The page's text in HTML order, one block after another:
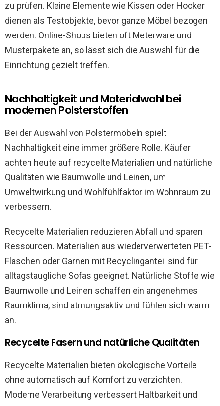
zu prüfen. Kleine Elemente wie Kissen oder Hocker
dienen als Testobjekte, bevor ganze Möbel bezogen
werden. Online-Shops bieten oft Meterware und
Musterpakete an, so lässt sich die Auswahl für die
Einrichtung gezielt treffen.
Nachhaltigkeit und Materialwahl bei
modernen Polsterstoffen
Bei der Auswahl von Polstermöbeln spielt
Nachhaltigkeit eine immer größere Rolle. Käufer
achten heute auf recycelte Materialien und natürliche
Qualitäten wie Baumwolle und Leinen, um
Umweltwirkung und Wohlfühlfaktor im Wohnraum zu
verbessern.
Recycelte Materialien reduzieren Abfall und sparen
Ressourcen. Materialien aus wiederverwerteten PET-
Flaschen oder Garnen mit Recyclinganteil sind für
alltagstaugliche Sofas geeignet. Natürliche Stoffe wie
Baumwolle und Leinen schaffen ein angenehmes
Raumklima, sind atmungsaktiv und fühlen sich warm
an.
Recycelte Fasern und natürliche Qualitäten
Recycelte Materialien bieten ökologische Vorteile
ohne automatisch auf Komfort zu verzichten.
Moderne Verarbeitung verbessert Haltbarkeit und